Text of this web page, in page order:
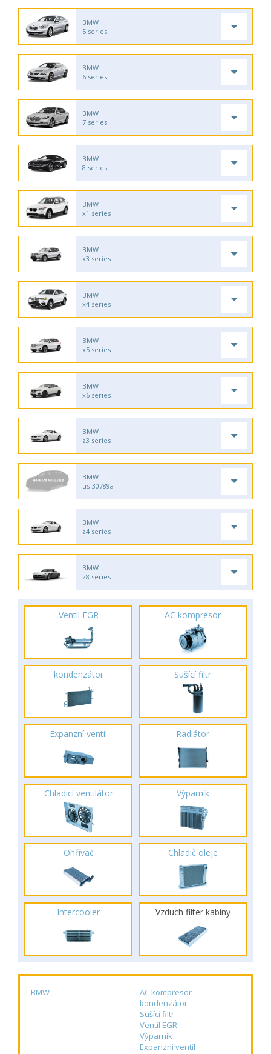
BMW
5 series
BMW
6 series
BMW
7 series
BMW
8 series
BMW
x1 series
BMW
x3 series
BMW
x4 series
BMW
x5 series
BMW
x6 series
BMW
z3 series
BMW
us-30789a
BMW
z4 series
BMW
z8 series
Ventil EGR AC kompresor
kondenzátor Sušící filtr
Expanzní ventil Radiátor
Chladicí ventilátor Výparník
Ohřívač Chladič oleje
Intercooler Vzduch filter kabíny
BMW
AC kompresor
kondenzátor
Sušící filtr
Ventil EGR
Výparník
Expanzní ventil